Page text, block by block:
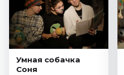
Умная собачка
Соня